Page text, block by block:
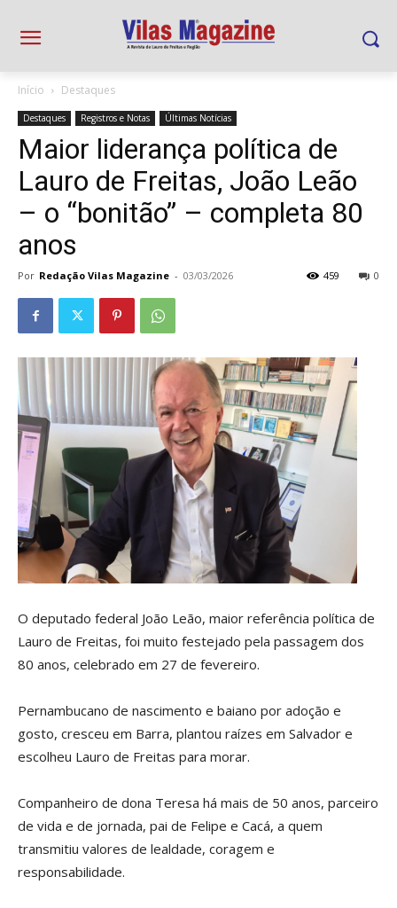
Início Destaques
Destaques Registros e Notas Últimas Notícias
Maior liderança política de
Lauro de Freitas, João Leão
– o “bonitão” – completa 80
anos
Por Redação Vilas Magazine - 03/03/2026 0
459
O deputado federal João Leão, maior referência política de
Lauro de Freitas, foi muito festejado pela passagem dos
80 anos, celebrado em 27 de fevereiro.
Pernambucano de nascimento e baiano por adoção e
gosto, cresceu em Barra, plantou raízes em Salvador e
escolheu Lauro de Freitas para morar.
Companheiro de dona Teresa há mais de 50 anos, parceiro
de vida e de jornada, pai de Felipe e Cacá, a quem
transmitiu valores de lealdade, coragem e
responsabilidade.